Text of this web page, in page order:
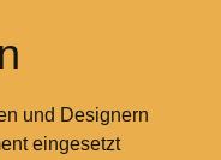
und Designern
eingesetzt